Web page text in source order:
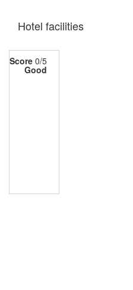
Hotel facilities
Score 0/5
Good